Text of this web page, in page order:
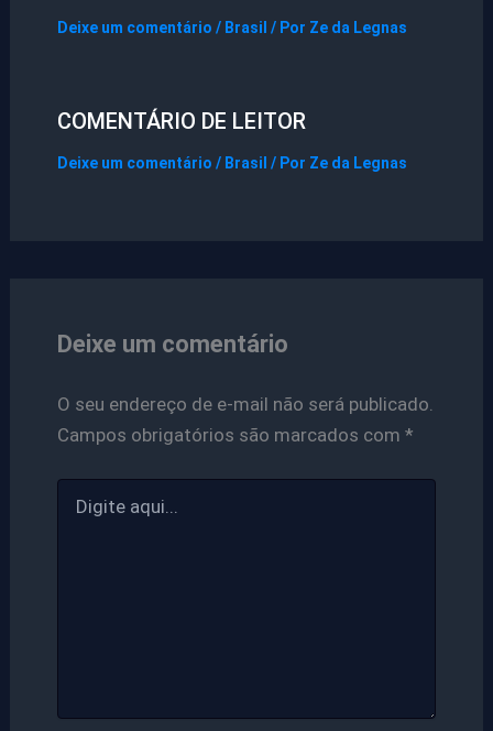
Deixe um comentário / Brasil / Por Ze da Legnas
COMENTÁRIO DE LEITOR
Deixe um comentário / Brasil / Por Ze da Legnas
Deixe um comentário
O seu endereço de e-mail não será publicado.
Campos obrigatórios são marcados com *
aqui...